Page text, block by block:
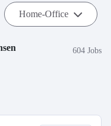
Home-Office
604 Jobs